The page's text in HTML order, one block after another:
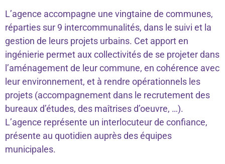
L’agence accompagne une vingtaine de communes,
réparties sur 9 intercommunalités, dans le suivi et la
gestion de leurs projets urbains. Cet apport en
ingénierie permet aux collectivités de se projeter dans
l’aménagement de leur commune, en cohérence avec
leur environnement, et à rendre opérationnels les
projets (accompagnement dans le recrutement des
bureaux d’études, des maîtrises d’oeuvre, …).
L’agence représente un interlocuteur de confiance,
présente au quotidien auprès des équipes
municipales.